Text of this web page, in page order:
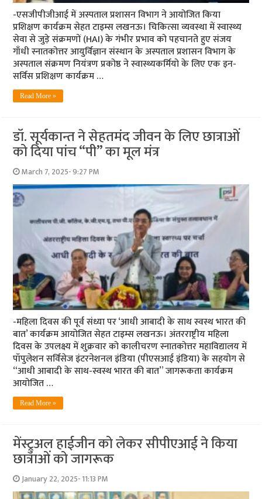
-एसजीपीजीआई में अस्पताल प्रशासन विभाग ने आयोजित किया
प्रशिक्षण कार्यक्रम सेहत टाइम्स लखनऊ। चिकित्सा व्यवस्था में स्वास्थ्य
सेवा से जुड़े संक्रमणों (HAI) के गंभीर प्रभाव को पहचानते हुए संजय
गाँधी स्नातकोत्तर आयुर्विज्ञान संस्थान के अस्पताल प्रशासन विभाग के
अस्पताल संक्रमण नियंत्रण प्रकोष्ठ ने स्वास्थ्यकर्मियो के लिए एक इन-
सर्विस प्रशिक्षण कार्यक्रम …
Read More »
डॉ. सूर्यकान्त ने सेहतमंद जीवन के लिए छात्राओं
को दिया पांच “पी” का मूल मंत्र
March 7, 2025- 9:27 PM
-महिला दिवस की पूर्व संध्या पर ‘आधी आबादी के साथ स्वस्थ भारत की
बात’ कार्यक्रम आयोजित सेहत टाइम्स लखनऊ। अंतरराष्ट्रीय महिला
दिवस के उपलक्ष्य में शुक्रवार को कालीचरण स्नातकोत्तर महाविद्यालय में
पॉपुलेशन सर्विसेज इंटरनेशनल इंडिया (पीएसआई इंडिया) के सहयोग से
“आधी आबादी के साथ-स्वस्थ भारत की बात” जागरूकता कार्यक्रम
आयोजित …
Read More »
मेंस्ट्रुअल हाईजीन को लेकर सीपीएआई ने किया
छात्राओं को जागरूक
January 22, 2025- 11:13 PM